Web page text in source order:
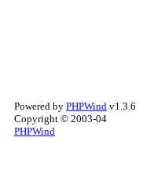
Powered by PHPWind v1.3.6
Copyright © 2003-04
PHPWind